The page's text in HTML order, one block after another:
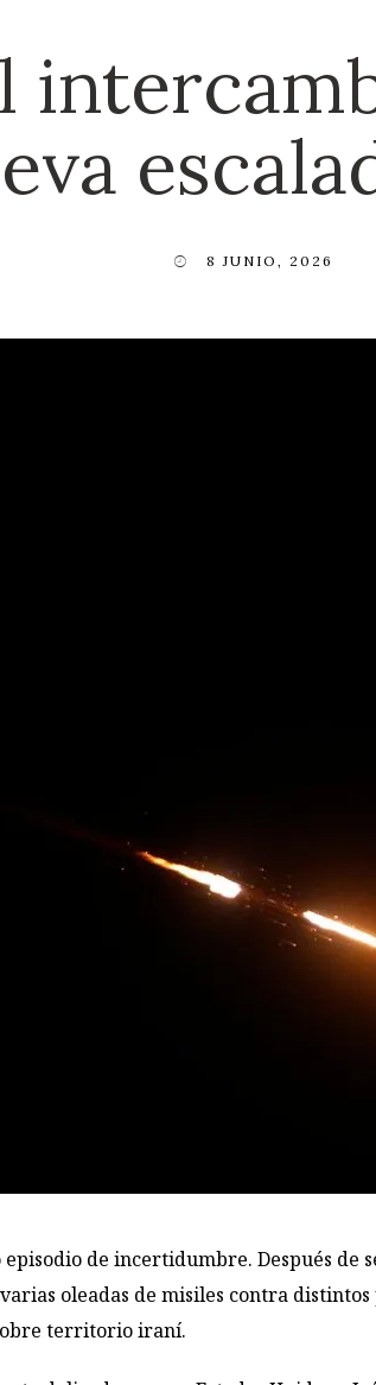
8 JUNIO, 2026
de incertidumbre. Después de
oleadas de misiles contra
territorio iraní.